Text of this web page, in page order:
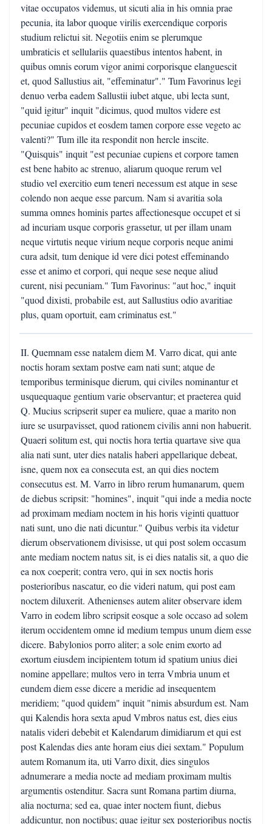
vitae occupatos videmus, ut sicuti alia in his omnia prae
pecunia, ita labor quoque virilis exercendique corporis
studium relictui sit. Negotiis enim se plerumque
umbraticis et sellulariis quaestibus intentos habent, in
quibus omnis eorum vigor animi corporisque elanguescit
et, quod Sallustius ait, "effeminatur"." Tum Favorinus legi
denuo verba eadem Sallustii iubet atque, ubi lecta sunt,
"quid igitur" inquit "dicimus, quod multos videre est
pecuniae cupidos et eosdem tamen corpore esse vegeto ac
valenti?" Tum ille ita respondit non hercle inscite.
"Quisquis" inquit "est pecuniae cupiens et corpore tamen
est bene habito ac strenuo, aliarum quoque rerum vel
studio vel exercitio eum teneri necessum est atque in sese
colendo non aeque esse parcum. Nam si avaritia sola
summa omnes hominis partes affectionesque occupet et si
ad incuriam usque corporis grassetur, ut per illam unam
neque virtutis neque virium neque corporis neque animi
cura adsit, tum denique id vere dici potest effeminando
esse et animo et corpori, qui neque sese neque aliud
curent, nisi pecuniam." Tum Favorinus: "aut hoc," inquit
"quod dixisti, probabile est, aut Sallustius odio avaritiae
plus, quam oportuit, eam criminatus est."
II. Quemnam esse natalem diem M. Varro dicat, qui ante
noctis horam sextam postve eam nati sunt; atque de
temporibus terminisque dierum, qui civiles nominantur et
usquequaque gentium varie observantur; et praeterea quid
Q. Mucius scripserit super ea muliere, quae a marito non
iure se usurpavisset, quod rationem civilis anni non habuerit.
Quaeri solitum est, qui noctis hora tertia quartave sive qua
alia nati sunt, uter dies natalis haberi appellarique debeat,
isne, quem nox ea consecuta est, an qui dies noctem
consecutus est. M. Varro in libro rerum humanarum, quem
de diebus scripsit: "homines", inquit "qui inde a media nocte
ad proximam mediam noctem in his horis viginti quattuor
nati sunt, uno die nati dicuntur." Quibus verbis ita videtur
dierum observationem divisisse, ut qui post solem occasum
ante mediam noctem natus sit, is ei dies natalis sit, a quo die
ea nox coeperit; contra vero, qui in sex noctis horis
posterioribus nascatur, eo die videri natum, qui post eam
noctem diluxerit. Athenienses autem aliter observare idem
Varro in eodem libro scripsit eosque a sole occaso ad solem
iterum occidentem omne id medium tempus unum diem esse
dicere. Babylonios porro aliter; a sole enim exorto ad
exortum eiusdem incipientem totum id spatium unius diei
nomine appellare; multos vero in terra Vmbria unum et
eundem diem esse dicere a meridie ad insequentem
meridiem; "quod quidem" inquit "nimis absurdum est. Nam
qui Kalendis hora sexta apud Vmbros natus est, dies eius
natalis videri debebit et Kalendarum dimidiarum et qui est
post Kalendas dies ante horam eius diei sextam." Populum
autem Romanum ita, uti Varro dixit, dies singulos
adnumerare a media nocte ad mediam proximam multis
argumentis ostenditur. Sacra sunt Romana partim diurna,
alia nocturna; sed ea, quae inter noctem fiunt, diebus
addicuntur, non noctibus; quae igitur sex posterioribus noctis